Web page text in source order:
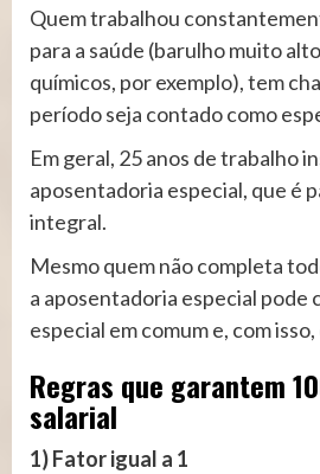
Quem trabalhou
para a saúde (barulho muito
químicos, por exemplo), tem
período seja contado como
Em geral, 25 anos de trabalho
aposentadoria especial, que é
integral.
Mesmo quem não completa
a aposentadoria especial
especial em comum e, com
Regras que garantem
salarial
1) Fator igual a 1